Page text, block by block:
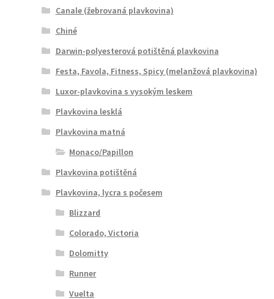
Canale (žebrovaná plavkovina)
Chiné
Darwin-polyesterová potištěná plavkovina
Festa, Favola, Fitness, Spicy (melanžová plavkovina)
Luxor-plavkovina s vysokým leskem
Plavkovina lesklá
Plavkovina matná
Monaco/Papillon
Plavkovina potištěná
Plavkovina, lycra s počesem
Blizzard
Colorado, Victoria
Dolomitty
Runner
Vuelta